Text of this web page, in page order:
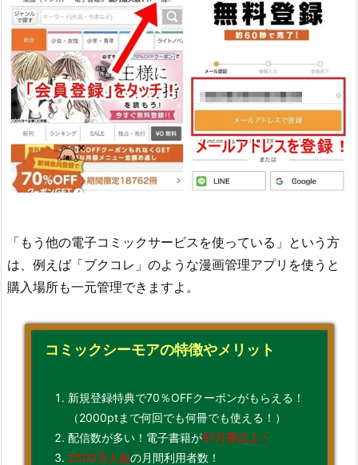
「もう他の電子コミックサービスを使っている」という方
は、例えば「ブクコレ」のような漫画管理アプリを使うと
購入場所も一元管理できますよ。
コミックシーモアの特徴やメリット
新規登録特典で70％OFFクーポンがもらえる！
（2000ptまで何回でも何冊でも使える！）
配信数が多い！電子書籍が91万冊以上！
3500万人超の月間利用者数！